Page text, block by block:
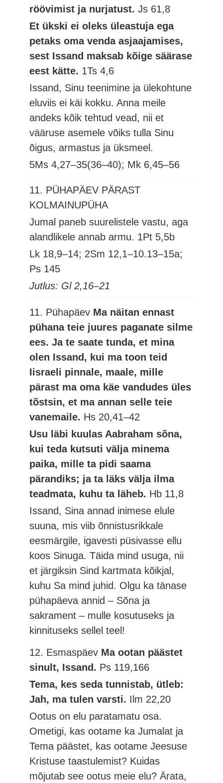
röövimist ja nurjatust.Js 61,8
Et ükski ei oleks üleastuja ega
petaks oma venda asjaajamises,
sest Issand maksab kõige säärase
eest kätte. 1Ts 4,6
Issand, Sinu teenimine ja ülekohtune
eluviis ei käi kokku. Anna meile
andeks kõik tehtud vead, nii et
vääruse asemele võiks tulla Sinu
õigus, armastus ja üksmeel.
5Ms 4,27–35(36–40); Mk 6,45–56
11. PÜHAPÄEV PÄRAST
KOLMAINUPÜHA
Jumal paneb suurelistele vastu, aga
alandlikele annab armu. 1Pt 5,5b
Lk 18,9–14; 2Sm 12,1–10.13–15a;
Ps 145
Jutlus: Gl 2,16–21
11. Pühapäev Ma näitan ennast
pühana teie juures paganate silme
ees. Ja te saate tunda, et mina
olen Issand, kui ma toon teid
Iisraeli pinnale, maale, mille
pärast ma oma käe vandudes üles
tõstsin, et ma annan selle teie
vanemaile. Hs 20,41–42
Usu läbi kuulas Aabraham sõna,
kui teda kutsuti välja minema
paika, mille ta pidi saama
pärandiks; ja ta läks välja ilma
teadmata, kuhu ta läheb. Hb 11,8
Issand, Sina annad inimese elule
suuna, mis viib õnnistusrikkale
eesmärgile, igavesti püsivasse ellu
koos Sinuga. Täida mind usuga, nii
et järgiksin Sind kartmata kõikjal,
kuhu Sa mind juhid. Olgu ka tänase
pühapäeva annid – Sõna ja
sakrament – mulle kosutuseks ja
kinnituseks sellel teel!
12. Esmaspäev Ma ootan päästet
sinult, Issand. Ps 119,166
Tema, kes seda tunnistab, ütleb:
Jah, ma tulen varsti. Ilm 22,20
Ootus on elu paratamatu osa.
Ometigi, kas ootame ka Jumalat ja
Tema päästet, kas ootame Jeesuse
Kristuse taastulemist? Kuidas
mõjutab see ootus meie elu? Ärata,